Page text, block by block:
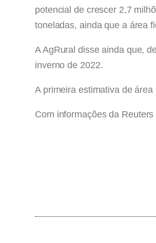
potencial de crescer 2,7
toneladas, ainda que a área
A AgRural disse ainda que,
inverno de 2022.
A primeira estimativa de
Com informações da Reuters